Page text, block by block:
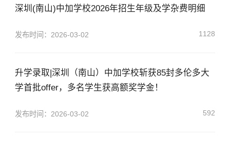
深圳(南山)中加学校2026年招生年级及学杂费明细
1128
发布时间：2026-03-02
升学录取|深圳（南山）中加学校斩获85封多伦多大
学首批offer，多名学生获高额奖学金！
592
发布时间：2026-03-02